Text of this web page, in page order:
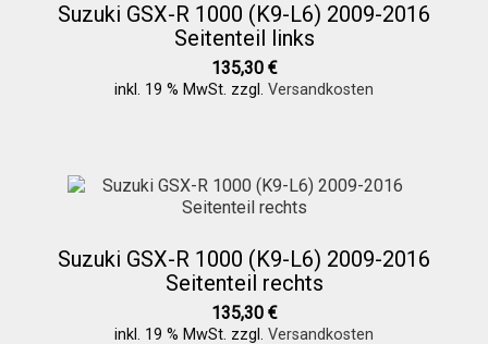
Widerruf
Datenschutzerklärung
Zahlungsarten
Suzuki GSX-R 1000 (K9-L6) 2009-2016
Seitenteil links
135,30 €
inkl. 19 % MwSt. zzgl. Versandkosten
Suzuki GSX-R 1000 (K9-L6) 2009-2016
Seitenteil rechts
135,30 €
inkl. 19 % MwSt. zzgl. Versandkosten